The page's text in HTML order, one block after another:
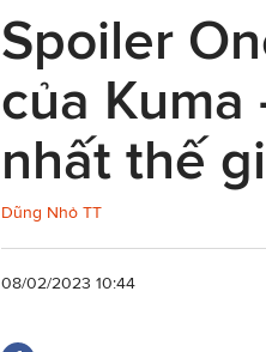
Spoiler
của
nhất thế
Dũng Nhỏ TT
08/02/2023 10:44